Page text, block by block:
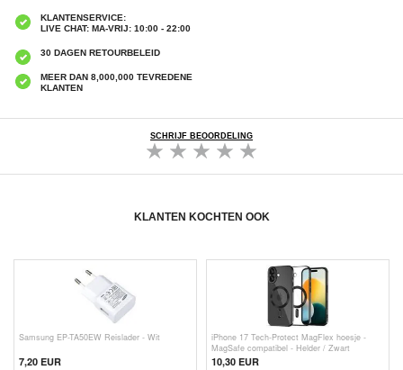
KLANTENSERVICE:
LIVE CHAT: MA-VRIJ: 10:00 - 22:00
30 DAGEN RETOURBELEID
MEER DAN 8,000,000 TEVREDENE
KLANTEN
SCHRIJF BEOORDELING
KLANTEN KOCHTEN OOK
Samsung EP-TA50EW Reislader - Wit
7,20 EUR
iPhone 17 Tech-Protect MagFlex hoesje -
MagSafe compatibel - Helder / Zwart
10,30 EUR